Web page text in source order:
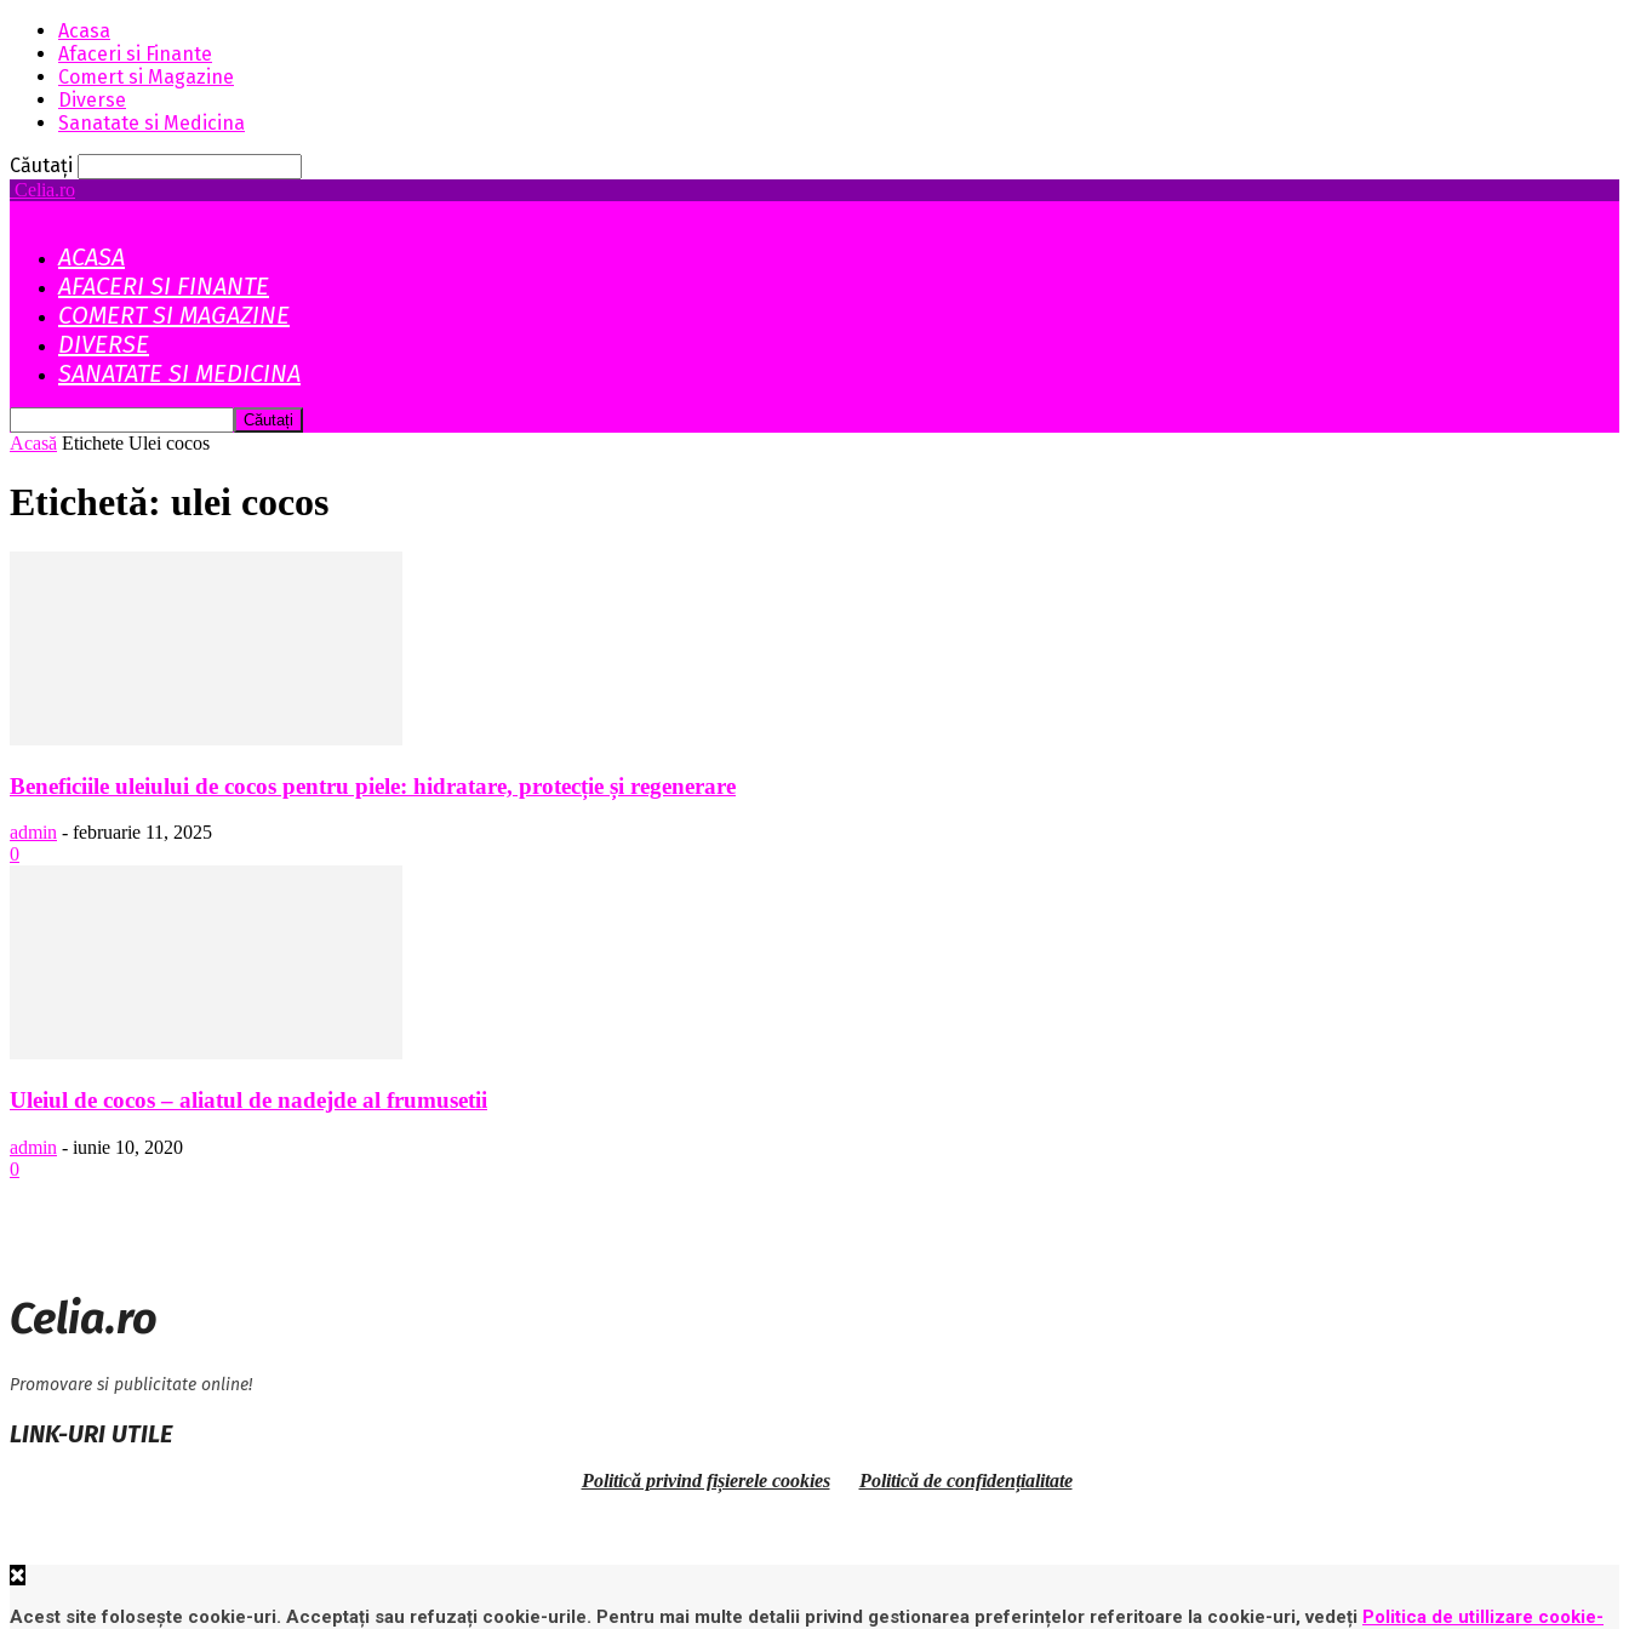
Acasa
Afaceri si Finante
Comert si Magazine
Diverse
Sanatate si Medicina
Căutați
Celia.ro
ACASA
AFACERI SI FINANTE
COMERT SI MAGAZINE
DIVERSE
SANATATE SI MEDICINA
Acasă Etichete Ulei cocos
Etichetă: ulei cocos
Beneficiile uleiului de cocos pentru piele: hidratare, protecție și regenerare
admin - februarie 11, 2025
0
Uleiul de cocos – aliatul de nadejde al frumusetii
admin - iunie 10, 2020
0
Celia.ro
Promovare si publicitate online!
LINK-URI UTILE
Politică privind fișierele cookies Politică de confidențialitate
Acest site folosește cookie-uri. Acceptați sau refuzați cookie-urile. Pentru mai multe detalii privind gestionarea preferințelor referitoare la cookie-uri, vedeți Politica de utillizare cookie-